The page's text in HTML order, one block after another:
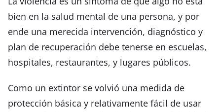
bien en la salud mental de una persona, y por
ende una merecida intervención, diagnóstico y
plan de recuperación debe tenerse en escuelas,
hospitales, restaurantes, y lugares públicos.
Como un extintor se volvió una medida de
protección básica y relativamente fácil de usar